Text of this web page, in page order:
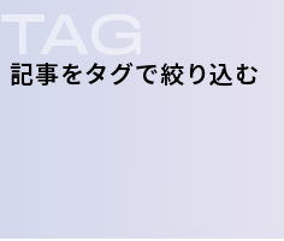
TAG
記事をタグで絞り込む